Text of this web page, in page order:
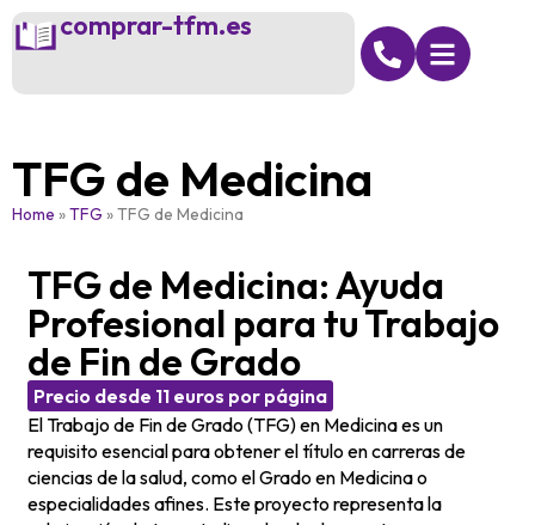
comprar-tfm.es
TFG de Medicina
Home »TFG »TFG de Medicina
TFG de Medicina: Ayuda
Profesional para tu Trabajo
de Fin de Grado
Precio desde 11 euros por página
El Trabajo de Fin de Grado (TFG) en Medicina es un
requisito esencial para obtener el título en carreras de
ciencias de la salud, como el Grado en Medicina o
especialidades afines. Este proyecto representa la